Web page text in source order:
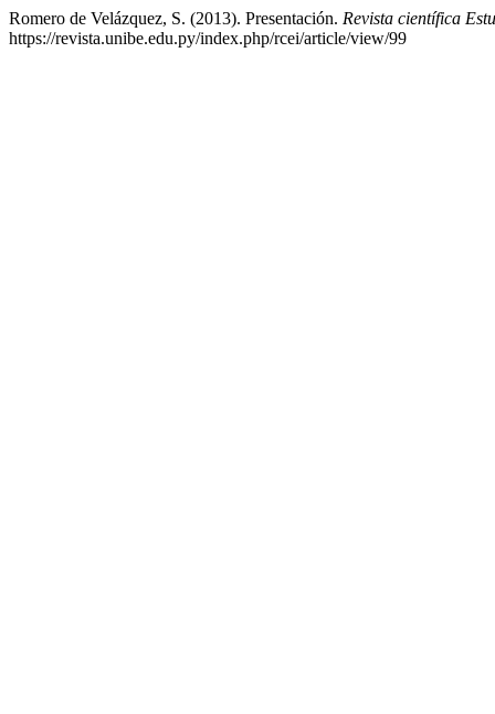
Romero de Velázquez, S. (2013). Presentación. Revista científica
https://revista.unibe.edu.py/index.php/rcei/article/view/99